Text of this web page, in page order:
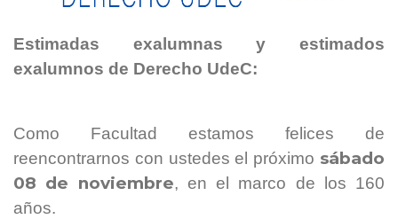
Estimadas exalumnas y estimados
exalumnos de Derecho UdeC:
Como Facultad estamos felices de
reencontrarnos con ustedes el próximo sábado
08 de noviembre, en el marco de los 160
años.